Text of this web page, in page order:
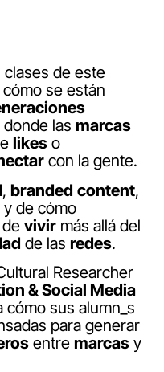
clases de este
cómo se están
las marcas
likes o
con la gente.
, branded content,
y de cómo
vivir más allá del
de las redes.
Researcher
& Social Media
cómo sus alumn_s
para generar
entre marcas y